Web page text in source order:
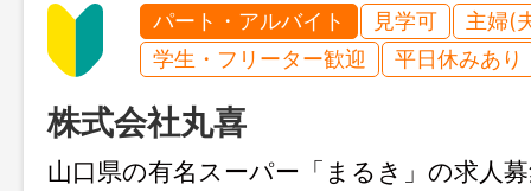
パート・アルバイト 見学可
主婦(
学生・フリーター歓迎
平日休みあり
株式会社丸喜
山口県の有名スーパー「まるき」の求人